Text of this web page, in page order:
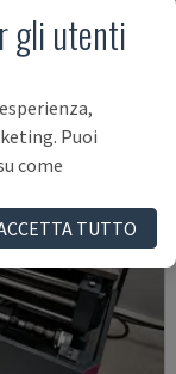
gli utenti
Puoi
come
TUTTO